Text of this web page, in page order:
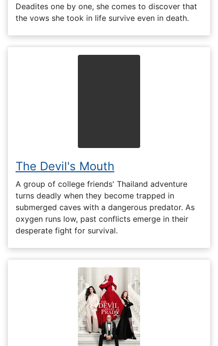
Deadites one by one, she comes to discover that
the vows she took in life survive even in death.
The Devil's Mouth
A group of college friends' Thailand adventure
turns deadly when they become trapped in
submerged caves with a dangerous predator. As
oxygen runs low, past conflicts emerge in their
desperate fight for survival.